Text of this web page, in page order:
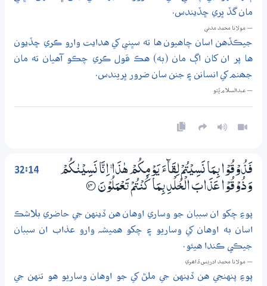
مان گڏ ڀري ڇڏيندس.
— مولانا محمد مدني
جيڪڏهن اسان چاهيون ها ته سڀني کي هدايت وارو ڪري ڇڏيون
ها پر ان کان اڳ مان (به) هڪ قول ڪري چڪو آهيان ته مان
جھنم کي انسانن ۽ جنن سان ضرور ڀريندس.
— عبدالسلام ڀُٽو
32:14
فَذُوْقُوْا بِـمَا نَسِيْتُمْ لِقَاۗءَ يَوْمِكُمْ ھٰذَا ۚ اِنَّا نَسِيْنٰكُمْ
وَذُوْقُوْا عَذَابَ الْـخُلْدِ بِـمَا كُنْتُمْ تَعْمَلُوْنَ ؀14
پوءِ چکو ان سببان جو وساري اوهان هن ڏينهن جي حاضري بلاشڪ
اسان به اوهان کي وساريو ۽ چکو هميشہ وارو عذاب ان سببان
جيڪي ڪندا هيئو.
— مولانا محمد ادريس ڏاھري
پوءِ پنهنجي هن ڏينهن جي ملڻ کي جو اوهان وساريو هو تنهن جي